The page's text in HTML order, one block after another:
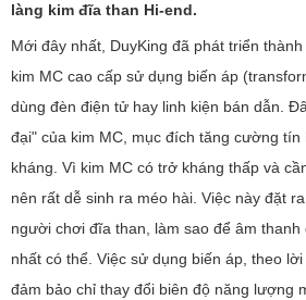
làng kim đĩa than Hi-end.
Mới đây nhất, DuyKing đã phát triển
kim MC cao cấp sử dụng biến áp
dùng đèn điện tử hay linh kiện bán dẫn.
đại" của kim MC, mục đích tăng cường
kháng. Vì kim MC có trở kháng thấp và
nên rất dễ sinh ra méo hài. Việc này đặt
người chơi đĩa than, làm sao để âm
nhất có thể. Việc sử dụng biến áp, theo
đảm bảo chỉ thay đổi biên độ năng lượng